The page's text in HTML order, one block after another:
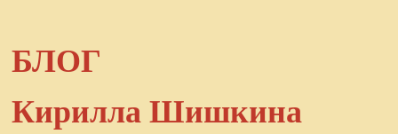
БЛОГ
Кирилла Шишкина